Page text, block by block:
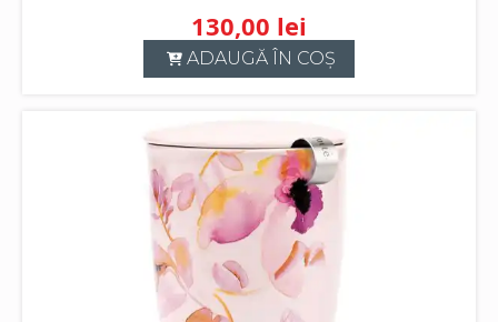
130,00 lei
ADAUGĂ ÎN COȘ